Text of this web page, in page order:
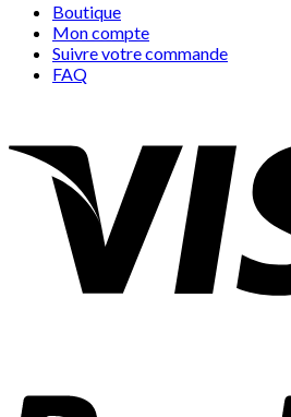
Boutique
Mon compte
Suivre votre commande
FAQ